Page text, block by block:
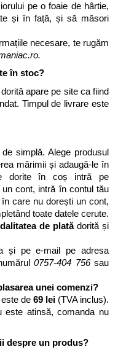
pe o foaie de hârtie,
și în față, și să măsori
necesare, te rugăm
.
în stoc?
apare pe site ca fiind
Timpul de livrare este
simplă. Alege produsul
mărimii și adaugă-le în
cont, intră în contul tău
care nu dorești un cont,
toate datele cerute.
de plată
0757-404 756 sau
unei comenzi?
de 69 lei (TVA inclus).
este atinsă, comanda nu
despre un produs?